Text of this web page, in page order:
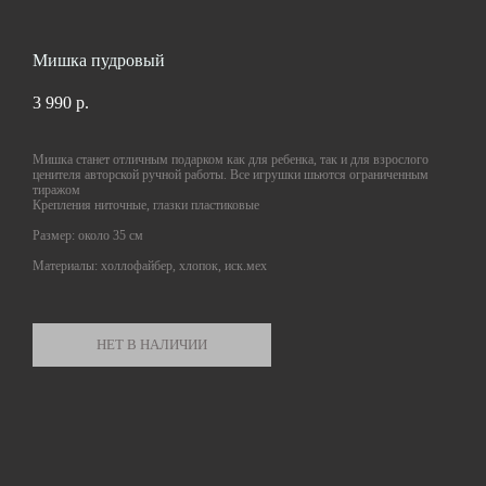
Мишка пудровый
3 990 p.
Мишка станет отличным подарком как для ребенка, так и для взрослого
ценителя авторской ручной работы. Все игрушки шьются ограниченным
тиражом
Крепления ниточные, глазки пластиковые
Размер: около 35 см
Материалы: холлофайбер, хлопок, иск.мех
НЕТ В НАЛИЧИИ